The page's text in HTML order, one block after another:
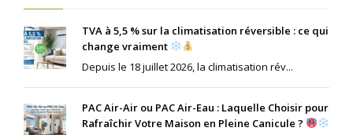
TVA à 5,5 % sur la climatisation réversible : ce qui
change vraiment
Depuis le 18 juillet 2026, la climatisation rév...
PAC Air-Air ou PAC Air-Eau : Laquelle Choisir pour
Rafraîchir Votre Maison en Pleine Canicule ?